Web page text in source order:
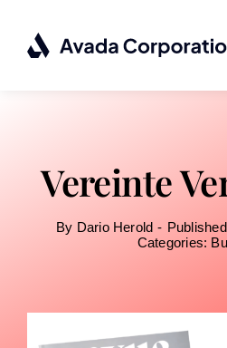
contenu
Vereinte
By Dario Herold -
Categories: